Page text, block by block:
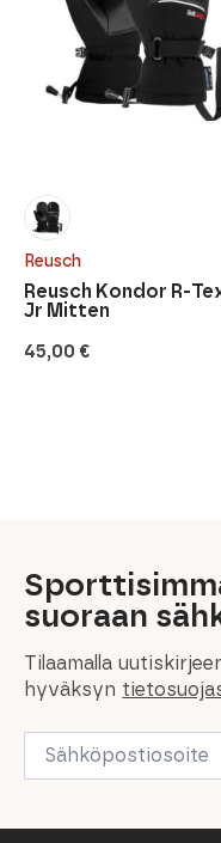
Reusch
45,00 €
Reusch Kondor R-
Jr Mitten
suoraan
Tilaamalla
hyväksyn
Email